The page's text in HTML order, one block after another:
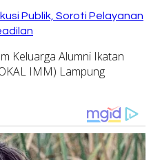
Publik, Soroti Pelayanan
Keluarga Alumni Ikatan
IMM) Lampung